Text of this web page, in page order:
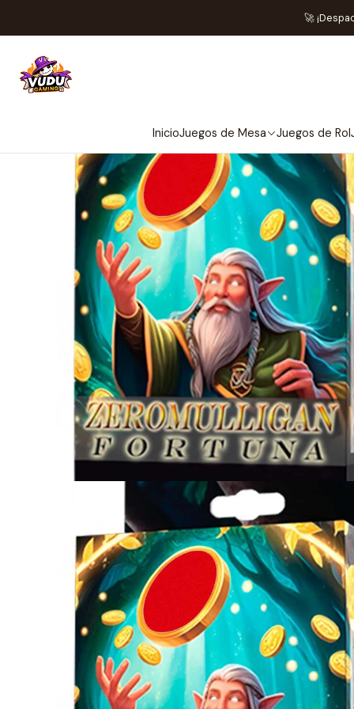
InicioJuegos de Mesa Juegos de Rol
🚀